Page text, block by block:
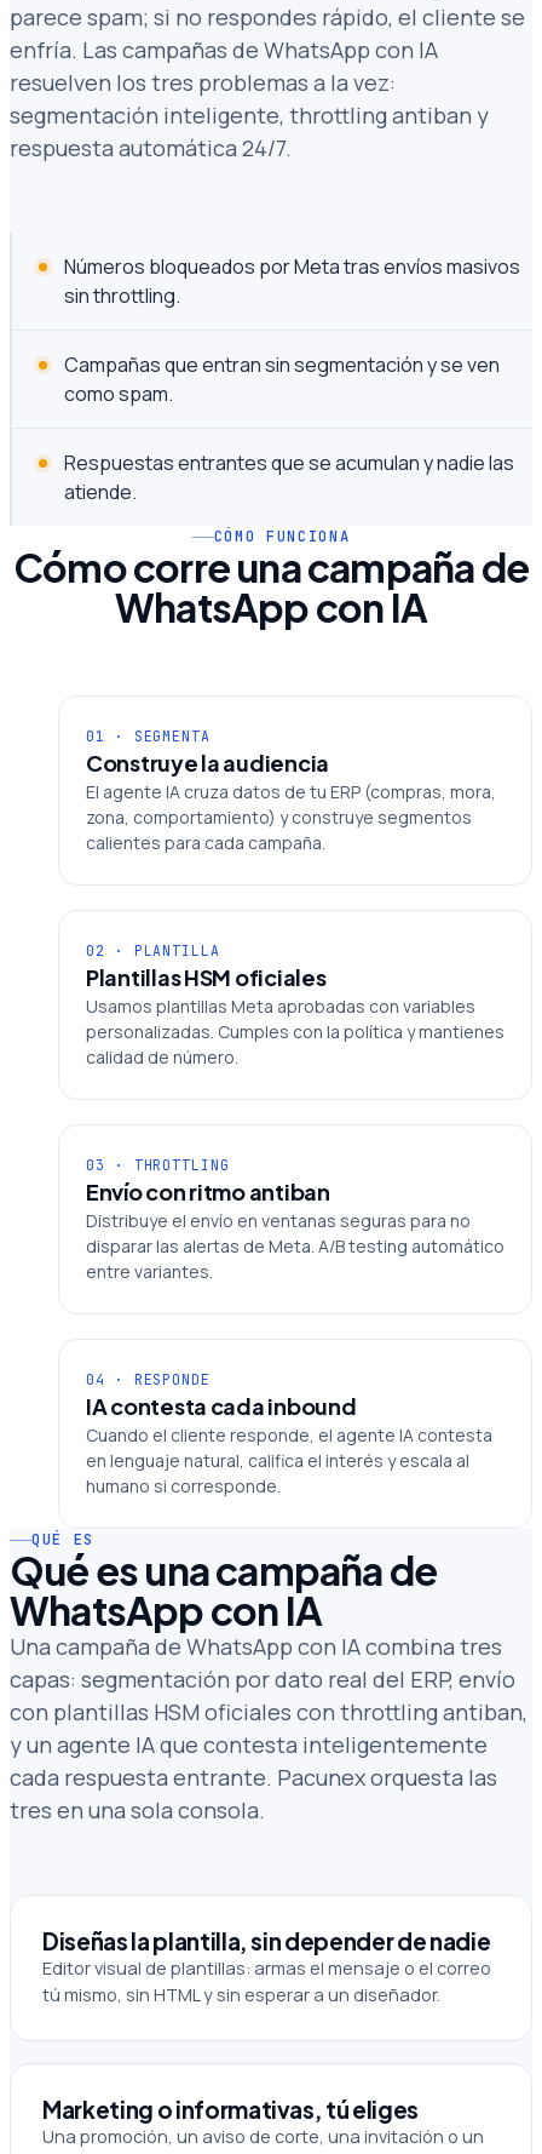
parece spam; si no respondes rápido, el cliente se
enfría. Las campañas de WhatsApp con IA
resuelven los tres problemas a la vez:
segmentación inteligente, throttling antiban y
respuesta automática 24/7.
Números bloqueados por Meta tras envíos masivos
sin throttling.
Campañas que entran sin segmentación y se ven
como spam.
Respuestas entrantes que se acumulan y nadie las
atiende.
CÓMO FUNCIONA
Cómo corre una campaña de
WhatsApp con IA
01 · SEGMENTA
Construye la audiencia
El agente IA cruza datos de tu ERP (compras, mora,
zona, comportamiento) y construye segmentos
calientes para cada campaña.
02 · PLANTILLA
Plantillas HSM oficiales
Usamos plantillas Meta aprobadas con variables
personalizadas. Cumples con la política y mantienes
calidad de número.
03 · THROTTLING
Envío con ritmo antiban
Distribuye el envío en ventanas seguras para no
disparar las alertas de Meta. A/B testing automático
entre variantes.
04 · RESPONDE
IA contesta cada inbound
Cuando el cliente responde, el agente IA contesta
en lenguaje natural, califica el interés y escala al
humano si corresponde.
QUÉ ES
Qué es una campaña de
WhatsApp con IA
Una campaña de WhatsApp con IA combina tres
capas: segmentación por dato real del ERP, envío
con plantillas HSM oficiales con throttling antiban,
y un agente IA que contesta inteligentemente
cada respuesta entrante. Pacunex orquesta las
tres en una sola consola.
Diseñas la plantilla, sin depender de nadie
Editor visual de plantillas: armas el mensaje o el correo
tú mismo, sin HTML y sin esperar a un diseñador.
Marketing o informativas, tú eliges
Una promoción, un aviso de corte, una invitación o un